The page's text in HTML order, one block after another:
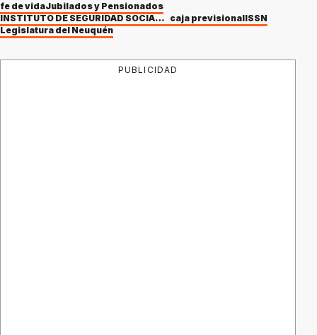
fe de vidaJubilados y Pensionados
INSTITUTO DE SEGURIDAD SOCIAL DEL NEUQUÉN caja previsionalISSN
Legislatura del Neuquén
PUBLICIDAD